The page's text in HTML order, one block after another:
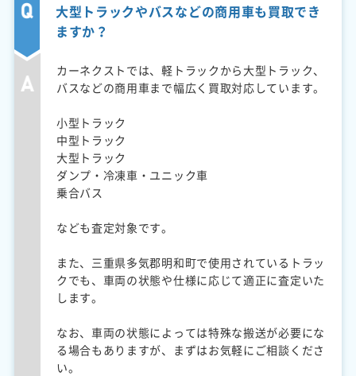
大型トラックやバスなどの商用車も買取でき
ますか？
カーネクストでは、軽トラックから大型トラック、
バスなどの商用車まで幅広く買取対応しています。
小型トラック
中型トラック
大型トラック
ダンプ・冷凍車・ユニック車
乗合バス
なども査定対象です。
また、三重県多気郡明和町で使用されているトラッ
クでも、車両の状態や仕様に応じて適正に査定いた
します。
なお、車両の状態によっては特殊な搬送が必要にな
る場合もありますが、まずはお気軽にご相談くださ
い。